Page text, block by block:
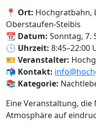
📍 Ort: Hochgratbahn,
Oberstaufen-Steibis
📆 Datum: Sonntag, 7.
🕒 Uhrzeit: 8:45–22:00
🎫 Veranstalter:
📬 Kontakt:
📚 Kategorie:
Eine Veranstaltung,
Atmosphäre auf